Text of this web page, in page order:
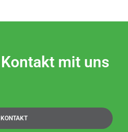
mit uns
KONTAKT